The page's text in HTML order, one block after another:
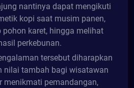
nantinya dapat mengikuti
kopi saat musim panen,
pohon karet, hingga melihat
perkebunan.
tersebut diharapkan
nilai tambah bagi wisatawan
menikmati pemandangan,